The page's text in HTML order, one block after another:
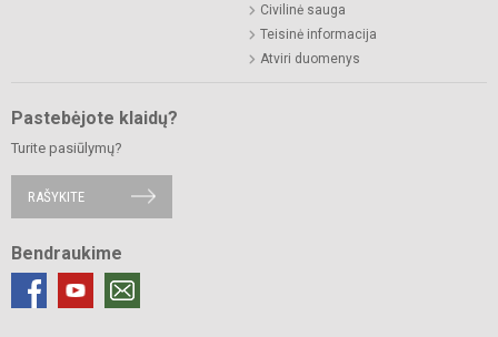
Civilinė sauga
Teisinė informacija
Atviri duomenys
Pastebėjote klaidų?
Turite pasiūlymų?
RAŠYKITE
Bendraukime